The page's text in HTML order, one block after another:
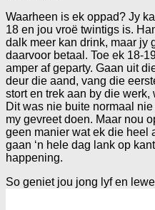
Waarheen is ek oppad? Jy
18 en jou vroë twintigs is.
dalk meer kan drink, maar jy
daarvoor betaal. Toe ek 18-
amper af geparty. Gaan uit
deur die aand, vang die
stort en trek aan by die werk,
Dit was nie buite normaal
my gevreet doen. Maar nou
geen manier wat ek die heel
gaan ‘n hele dag lank op
happening.
So geniet jou jong lyf en